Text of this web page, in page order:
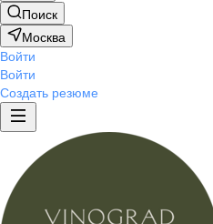
Поиск
Москва
Войти
Войти
Создать резюме